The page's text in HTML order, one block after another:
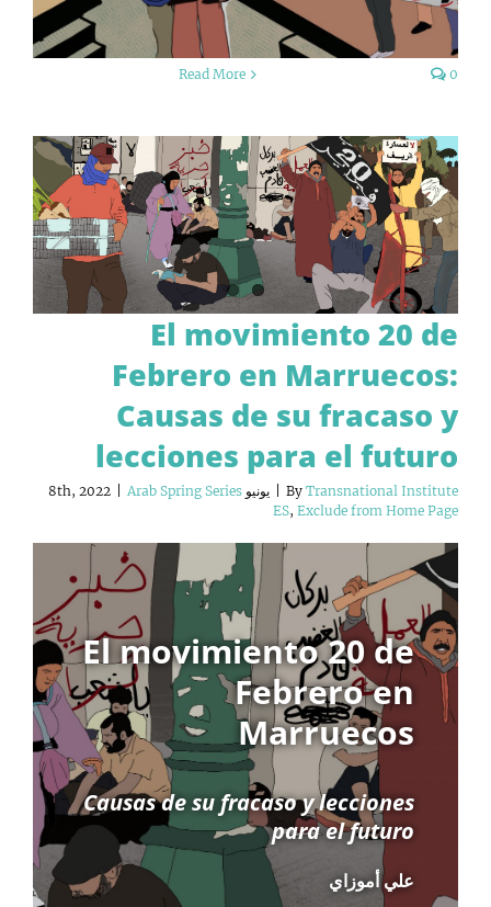
Read More 0
El movimiento 20 de
Febrero en Marruecos:
Causas de su fracaso y
lecciones para el futuro
By Transnational Institute يونيو 8th, 2022 Arab Spring Series
ES, Exclude from Home Page
El movimiento 20 de
Febrero en
Marruecos
Causas de su fracaso y lecciones
para el futuro
علي أموزاي